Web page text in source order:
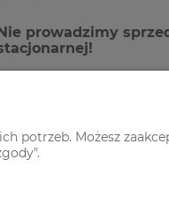
prowadzimy
potrzeb. Możesz